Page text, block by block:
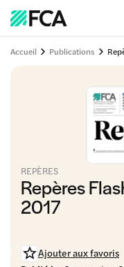
Accueil Publications
REPÈRES
Repères
2017
Ajouter aux favoris